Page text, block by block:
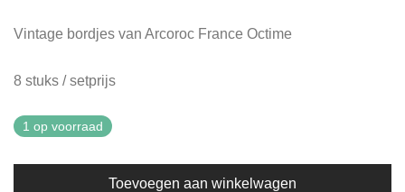
Vintage bordjes van Arcoroc France Octime
8 stuks / setprijs
1 op voorraad
Toevoegen aan winkelwagen